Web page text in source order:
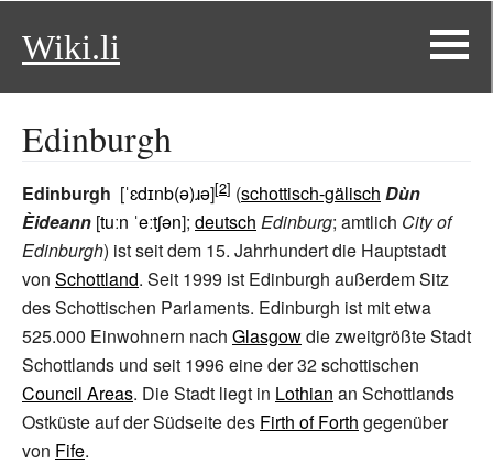
Wiki.li
Edinburgh
Edinburgh [ˈɛdɪnb(ə)ɹə] (schottisch-gälisch Dùn
Èideann [tuːn ˈeːtʃən]; deutsch Edinburg; amtlich City of
Edinburgh) ist seit dem 15. Jahrhundert die Hauptstadt
von Schottland. Seit 1999 ist Edinburgh außerdem Sitz
des Schottischen Parlaments. Edinburgh ist mit etwa
525.000 Einwohnern nach Glasgowdie zweitgrößte Stadt
Schottlands und seit 1996 eine der 32 schottischen
Council Areas. Die Stadt liegt in Lothian an Schottlands
Ostküste auf der Südseite des Firth of Forth gegenüber
von Fife.